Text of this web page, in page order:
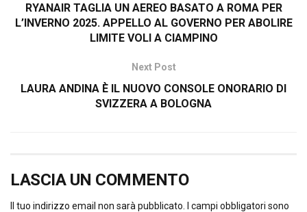
RYANAIR TAGLIA UN AEREO BASATO A ROMA PER
L’INVERNO 2025. APPELLO AL GOVERNO PER ABOLIRE
LIMITE VOLI A CIAMPINO
Next Post
LAURA ANDINA È IL NUOVO CONSOLE ONORARIO DI
SVIZZERA A BOLOGNA
LASCIA UN COMMENTO
Il tuo indirizzo email non sarà pubblicato.
I campi obbligatori sono